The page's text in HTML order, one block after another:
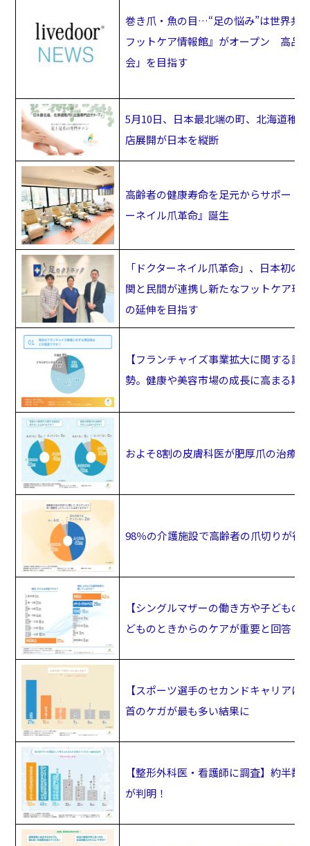
巻き爪・魚の目…“足の悩み”は世界共
フットケア情報館』がオープン 高品
会」を目指す
5月10日、日本最北端の町、北海道稚
店展開が日本を縦断
高齢者の健康寿命を足元からサポー
ーネイル爪革命』誕生
「ドクターネイル爪革命」、日本初
関と民間が連携し新たなフットケア環
の延伸を目指す
【フランチャイズ事業拡大に関する
勢。健康や美容市場の成長に高まる期
およそ8割の皮膚科医が肥厚爪の治療
98％の介護施設で高齢者の爪切りが行
【シングルマザーの働き方や子ども
どものときからのケアが重要と回答
【スポーツ選手のセカンドキャリア
首のケガが最も多い結果に
【整形外科医・看護師に調査】約半
が判明！